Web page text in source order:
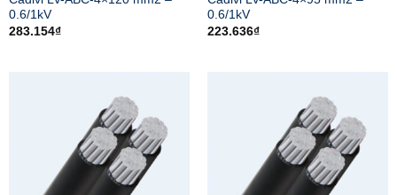
0.6/1kV
283.154₫
0.6/1kV
223.636₫